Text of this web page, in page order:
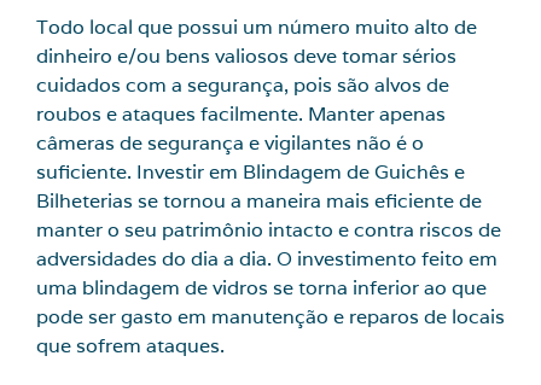
Todo local que possui um número muito alto de
dinheiro e/ou bens valiosos deve tomar sérios
cuidados com a segurança, pois são alvos de
roubos e ataques facilmente. Manter apenas
câmeras de segurança e vigilantes não é o
suficiente. Investir em Blindagem de Guichês e
Bilheterias se tornou a maneira mais eficiente de
manter o seu patrimônio intacto e contra riscos de
adversidades do dia a dia. O investimento feito em
uma blindagem de vidros se torna inferior ao que
pode ser gasto em manutenção e reparos de locais
que sofrem ataques.